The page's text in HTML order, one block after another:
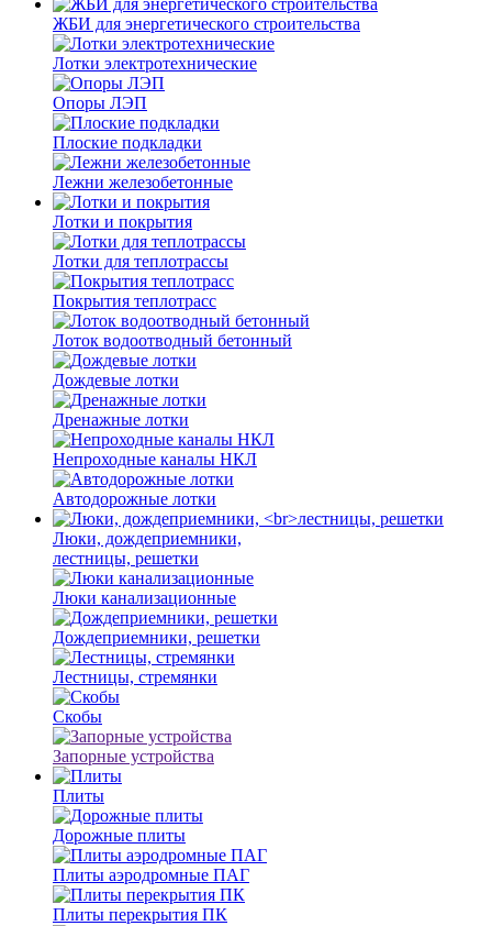
ЖБИ для энергетического строительства
Лотки электротехнические
Опоры ЛЭП
Плоские подкладки
Лежни железобетонные
Лотки и покрытия
Лотки для теплотрассы
Покрытия теплотрасс
Лоток водоотводный бетонный
Дождевые лотки
Дренажные лотки
Непроходные каналы НКЛ
Автодорожные лотки
Люки, дождеприемники,
лестницы, решетки
Люки канализационные
Дождеприемники, решетки
Лестницы, стремянки
Скобы
Запорные устройства
Плиты
Дорожные плиты
Плиты аэродромные ПАГ
Плиты перекрытия ПК